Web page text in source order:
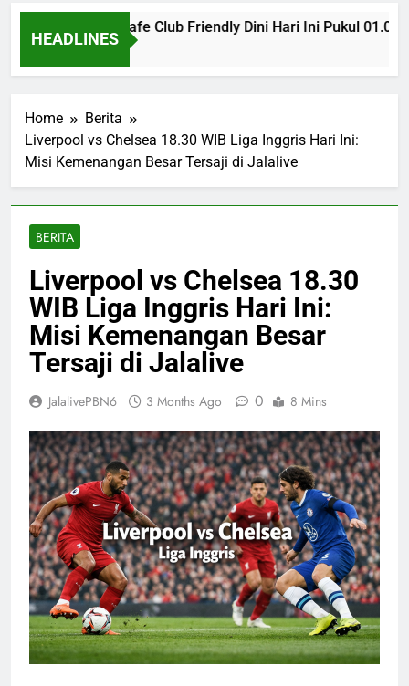
HEADLINES
Monaco vs Getafe Club Friendly Dini Hari Ini Pukul 01.00
5 Hours Ago
Home
Berita
Liverpool vs Chelsea 18.30 WIB Liga Inggris Hari Ini:
Misi Kemenangan Besar Tersaji di Jalalive
BERITA
Liverpool vs Chelsea 18.30
WIB Liga Inggris Hari Ini:
Misi Kemenangan Besar
Tersaji di Jalalive
JalalivePBN6 3 Months Ago 0 8 Mins